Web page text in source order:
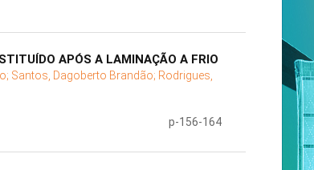
APÓS A LAMINAÇÃO A FRIO
Santos, Dagoberto Brandão; Rodrigues,
p-156-164